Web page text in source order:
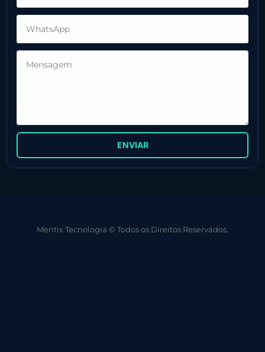
ENVIAR
Mentix Tecnologia © Todos os Direitos Reservados.